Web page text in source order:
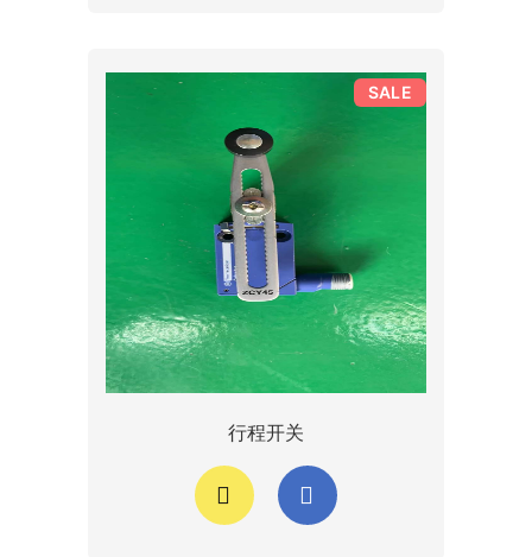
行程开关
SALE